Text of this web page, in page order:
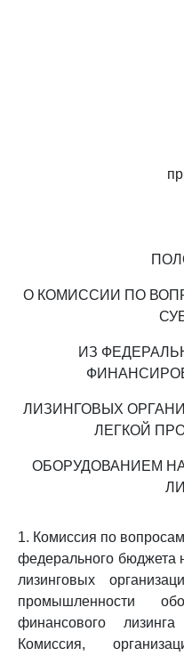
О КОМИССИИ ПО
ИЗ
ЛИЗИНГОВЫХ
ЛЕГКОЙ
ОБОРУДОВАНИЕМ
1. Комиссия по
федерального бюджета
лизинговых
промышленности
финансового
Комиссия,